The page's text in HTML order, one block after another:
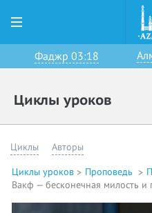
Фаджр 03:18
Циклы уроков
Циклы Авторы
Циклы уроков Проповедь
Вакф — бесконечная милость и